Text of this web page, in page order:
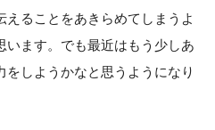
ることをあきらめてしまうよ
います。でも最近はもう少しあ
をしようかなと思うようになり